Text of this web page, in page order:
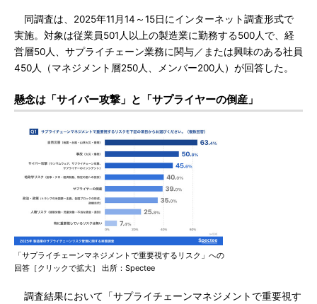
同調査は、2025年11月14～15日にインターネット調査形式で
実施。対象は従業員501人以上の製造業に勤務する500人で、経
営層50人、サプライチェーン業務に関与／または興味のある社員
450人（マネジメント層250人、メンバー200人）が回答した。
懸念は「サイバー攻撃」と「サプライヤーの倒産」
「サプライチェーンマネジメントで重要視するリスク」への
回答［クリックで拡大］ 出所：Spectee
調査結果において「サプライチェーンマネジメントで重要視す